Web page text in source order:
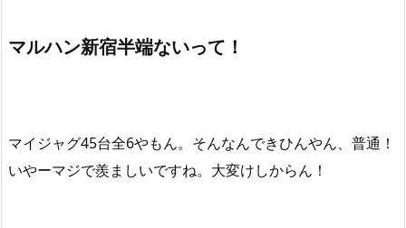
マルハン新宿半端ないって！
マイジャグ45台全6やもん。そんなんできひんやん、普通！
いやーマジで羨ましいですね。大変けしからん！